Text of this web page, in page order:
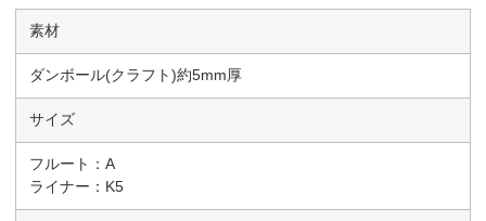
素材
ダンボール(クラフト)約5mm厚
サイズ
フルート：A
ライナー：K5